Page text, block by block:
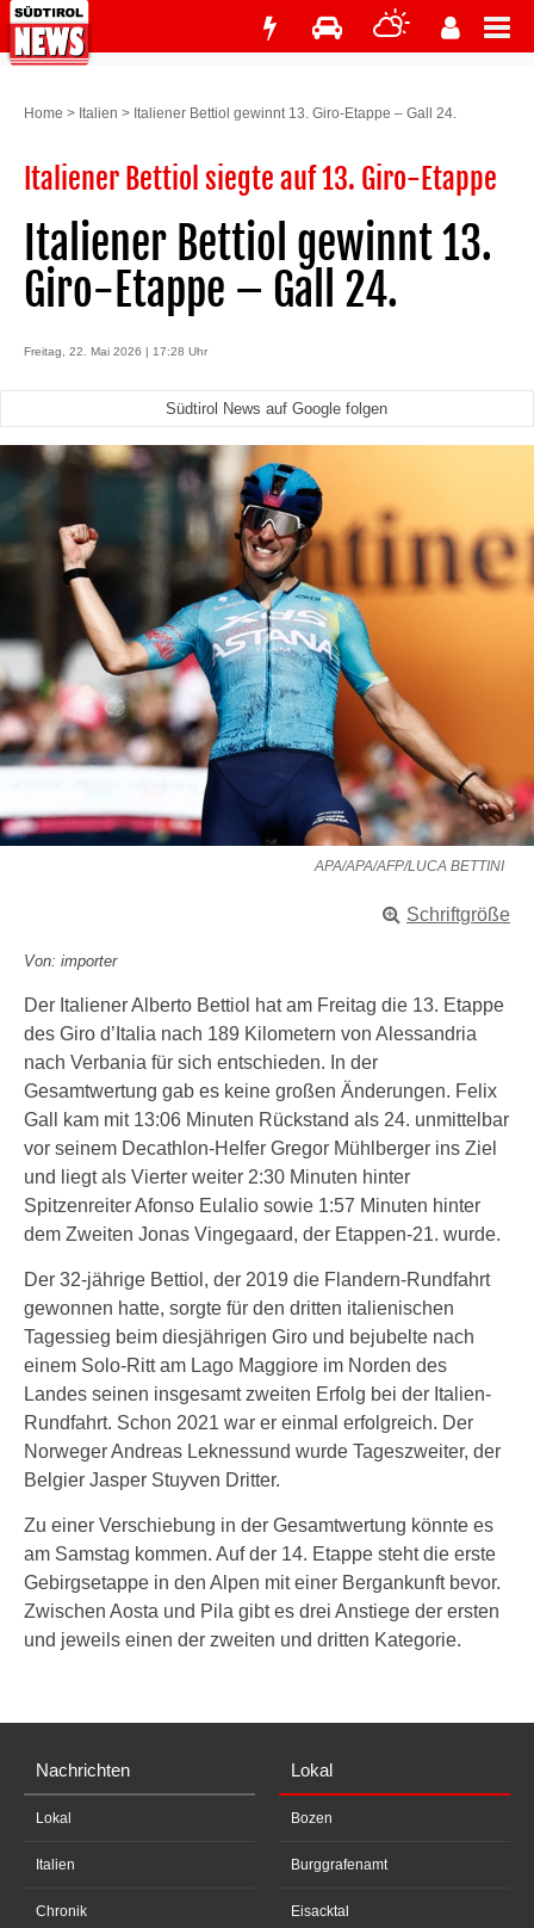
Home > Italien > Italiener Bettiol gewinnt 13. Giro-Etappe – Gall 24.
Italiener Bettiol siegte auf 13. Giro-Etappe
Italiener Bettiol gewinnt 13.
Giro-Etappe – Gall 24.
Freitag, 22. Mai 2026 | 17:28 Uhr
Südtirol News auf Google folgen
APA/APA/AFP/LUCA BETTINI
Schriftgröße
Von: importer
Der Italiener Alberto Bettiol hat am Freitag die 13. Etappe
des Giro d’Italia nach 189 Kilometern von Alessandria
nach Verbania für sich entschieden. In der
Gesamtwertung gab es keine großen Änderungen. Felix
Gall kam mit 13:06 Minuten Rückstand als 24. unmittelbar
vor seinem Decathlon-Helfer Gregor Mühlberger ins Ziel
und liegt als Vierter weiter 2:30 Minuten hinter
Spitzenreiter Afonso Eulalio sowie 1:57 Minuten hinter
dem Zweiten Jonas Vingegaard, der Etappen-21. wurde.
Der 32-jährige Bettiol, der 2019 die Flandern-Rundfahrt
gewonnen hatte, sorgte für den dritten italienischen
Tagessieg beim diesjährigen Giro und bejubelte nach
einem Solo-Ritt am Lago Maggiore im Norden des
Landes seinen insgesamt zweiten Erfolg bei der Italien-
Rundfahrt. Schon 2021 war er einmal erfolgreich. Der
Norweger Andreas Leknessund wurde Tageszweiter, der
Belgier Jasper Stuyven Dritter.
Zu einer Verschiebung in der Gesamtwertung könnte es
am Samstag kommen. Auf der 14. Etappe steht die erste
Gebirgsetappe in den Alpen mit einer Bergankunft bevor.
Zwischen Aosta und Pila gibt es drei Anstiege der ersten
und jeweils einen der zweiten und dritten Kategorie.
Nachrichten
Lokal
Italien
Chronik
Lokal
Bozen
Burggrafenamt
Eisacktal